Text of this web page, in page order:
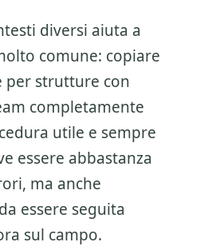
diversi aiuta a
comune: copiare
per strutture con
completamente
utile e sempre
essere abbastanza
ma anche
essere seguita
sul campo.